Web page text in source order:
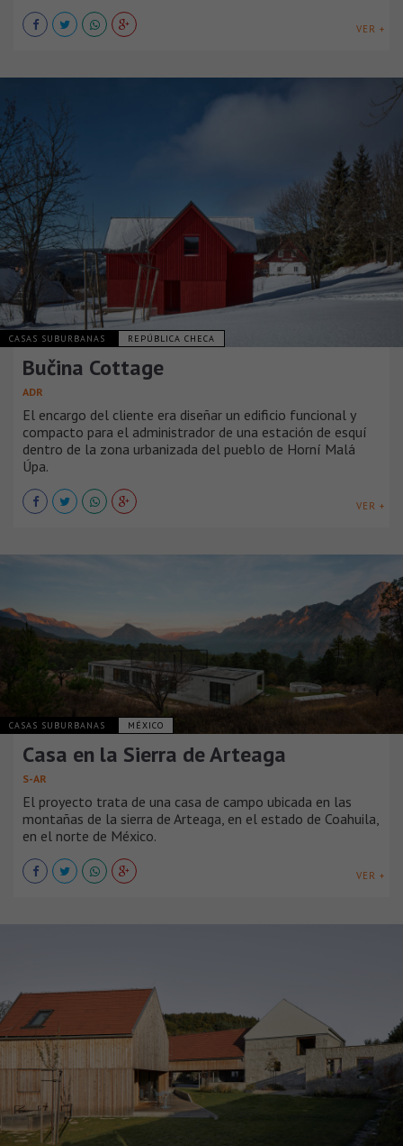
VER +
CASAS SUBURBANAS REPÚBLICA CHECA
Bučina Cottage
ADR
El encargo del cliente era diseñar un edificio funcional y
compacto para el administrador de una estación de esquí
dentro de la zona urbanizada del pueblo de Horní Malá
Úpa.
VER +
CASAS SUBURBANAS MÉXICO
Casa en la Sierra de Arteaga
S-AR
El proyecto trata de una casa de campo ubicada en las
montañas de la sierra de Arteaga, en el estado de Coahuila,
en el norte de México.
VER +